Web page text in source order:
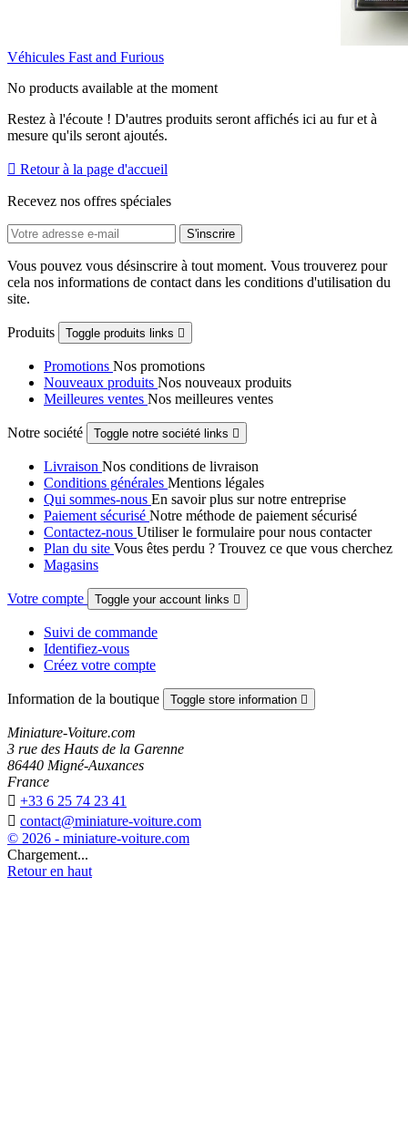
Véhicules Fast and Furious
No products available at the moment
Restez à l'écoute ! D'autres produits seront affichés ici au fur et à
mesure qu'ils seront ajoutés.
 Retour à la page d'accueil
Recevez nos offres spéciales
Vous pouvez vous désinscrire à tout moment. Vous trouverez pour
cela nos informations de contact dans les conditions d'utilisation du
site.
Produits Toggle produits links 
Promotions Nos promotions
Nouveaux produits Nos nouveaux produits
Meilleures ventes Nos meilleures ventes
Notre société Toggle notre société links 
Livraison Nos conditions de livraison
Conditions générales Mentions légales
Qui sommes-nous En savoir plus sur notre entreprise
Paiement sécurisé Notre méthode de paiement sécurisé
Contactez-nous Utiliser le formulaire pour nous contacter
Plan du site Vous êtes perdu ? Trouvez ce que vous cherchez
Magasins
Votre compte Toggle your account links 
Suivi de commande
Identifiez-vous
Créez votre compte
Information de la boutique Toggle store information 
Miniature-Voiture.com
3 rue des Hauts de la Garenne
86440 Migné-Auxances
France
 +33 6 25 74 23 41
 contact@miniature-voiture.com
© 2026 - miniature-voiture.com
Chargement...
Retour en haut